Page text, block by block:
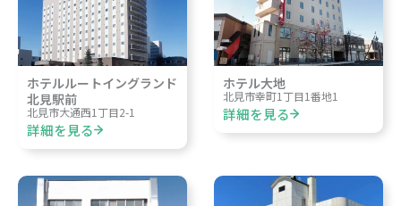
ホテルルートイングランド
北見駅前
北見市大通西1丁目2-1
詳細を見る
ホテル大地
北見市幸町1丁目1番地1
詳細を見る